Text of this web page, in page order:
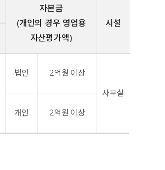
자본금
(개인의 경우 영업용
자산평가액)
시설
법인 2억원 이상
사무실
개인 2억원 이상